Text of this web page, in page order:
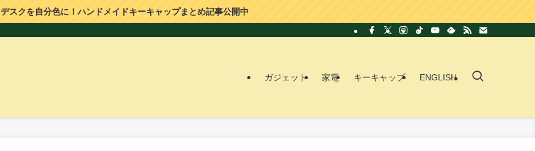
デスクを自分色に！ハンドメイドキーキャップまとめ記事公開中
ガジェット 家電 キーキャップ ENGLISH